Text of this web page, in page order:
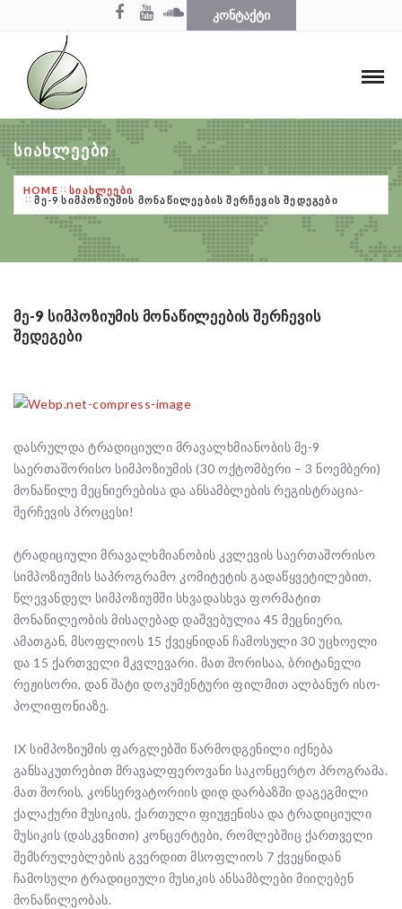
ᲙᲝᲜᲢᲐᲥᲢᲘ
ᲡᲘᲐᲮᲚᲔᲔᲑᲘ
HOME
ᲡᲘᲐᲮᲚᲔᲔᲑᲘ
ᲛᲔ-9 ᲡᲘᲛᲞᲝᲖᲘᲣᲛᲘᲡ ᲛᲝᲜᲐᲬᲘᲚᲔᲔᲑᲘᲡ ᲨᲔᲠᲩᲔᲕᲘᲡ ᲨᲔᲓᲔᲒᲔᲑᲘ
ᲛᲔ-9 ᲡᲘᲛᲞᲝᲖᲘᲣᲛᲘᲡ ᲛᲝᲜᲐᲬᲘᲚᲔᲔᲑᲘᲡ ᲨᲔᲠᲩᲔᲕᲘᲡ
ᲨᲔᲓᲔᲒᲔᲑᲘ
დასრულდა ტრადიციული მრავალხმიანობის მე-9
საერთაშორისო სიმპოზიუმის (30 ოქტომბერი – 3 ნოემბერი)
მონაწილე მეცნიერებისა და ანსამბლების რეგისტრაცია-
შერჩევის პროცესი!
ტრადიციული მრავალხმიანობის კვლევის საერთაშორისო
სიმპოზიუმის საპროგრამო კომიტეტის გადაწყვეტილებით,
წლევანდელ სიმპოზიუმში სხვადასხვა ფორმატით
მონაწილეობის მისაღებად დაშვებულია 45 მეცნიერი,
ამათგან, მსოფლიოს 15 ქვეყნიდან ჩამოსული 30 უცხოელი
და 15 ქართველი მკვლევარი. მათ შორისაა, ბრიტანელი
რეჟისორი, დან შატი დოკუმენტური ფილმით ალბანურ ისო-
პოლიფონიაზე.
IX სიმპოზიუმის ფარგლებში წარმოდგენილი იქნება
განსაკუთრებით მრავალფეროვანი საკონცერტო პროგრამა.
მათ შორის, კონსერვატორიის დიდ დარბაზში დაგეგმილი
ქალაქური მუსიკის, ქართული ფიუჟენისა და ტრადიციული
მუსიკის (დასკვნითი) კონცერტები, რომლებშიც ქართველი
შემსრულებლების გვერდით მსოფლიოს 7 ქვეყნიდან
ჩამოსული ტრადიციული მუსიკის ანსამბლები მიიღებენ
მონაწილეობას.